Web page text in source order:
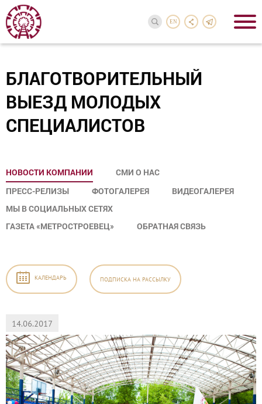
EN
БЛАГОТВОРИТЕЛЬНЫЙ
ВЫЕЗД МОЛОДЫХ
СПЕЦИАЛИСТОВ
НОВОСТИ КОМПАНИИ
СМИ О НАС
ПРЕСС-РЕЛИЗЫ
ФОТОГАЛЕРЕЯ
ВИДЕОГАЛЕРЕЯ
МЫ В СОЦИАЛЬНЫХ СЕТЯХ
ГАЗЕТА «МЕТРОСТРОЕВЕЦ»
ОБРАТНАЯ СВЯЗЬ
КАЛЕНДАРЬ ПОДПИСКА НА РАССЫЛКУ
14.06.2017